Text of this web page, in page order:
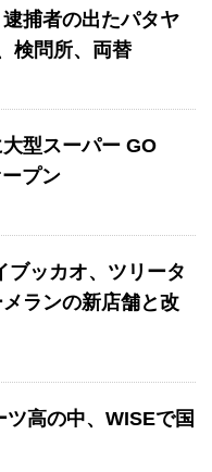
捕者の出たパタヤ
検問所、両替
型スーパー GO
プン
ブッカオ、ツリータ
ランの新店舗と改
高の中、WISEで国